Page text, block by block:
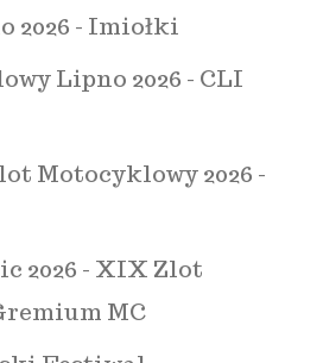
2026 - Imiołki
Lipno 2026 - CLI
Motocyklowy 2026 -
2026 - XIX Zlot
MC